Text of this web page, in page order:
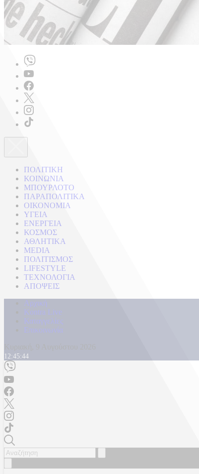
ΠΟΛΙΤΙΚΗ
ΚΟΙΝΩΝΙΑ
ΜΠΟΥΡΛΟΤΟ
ΠΑΡΑΠΟΛΙΤΙΚΑ
ΟΙΚΟΝΟΜΙΑ
ΥΓΕΙΑ
ΕΝΕΡΓΕΙΑ
ΚΟΣΜΟΣ
ΑΘΛΗΤΙΚΑ
MEDIA
ΠΟΛΙΤΙΣΜΟΣ
LIFESTYLE
ΤΕΧΝΟΛΟΓΙΑ
ΑΠΟΨΕΙΣ
Αρχική
Kontra Live
Καταγγελίες
Επικοινωνία
12:45:47